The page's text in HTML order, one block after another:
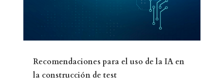
Recomendaciones para el uso de la IA en
la construcción de test